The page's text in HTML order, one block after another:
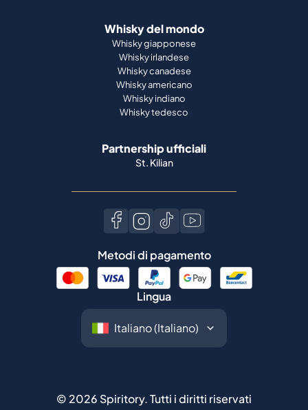
Whisky del mondo
Whisky giapponese
Whisky irlandese
Whisky canadese
Whisky americano
Whisky indiano
Whisky tedesco
Partnership ufficiali
St. Kilian
Metodi di pagamento
Lingua
© 2026 Spiritory.Tutti i diritti riservati